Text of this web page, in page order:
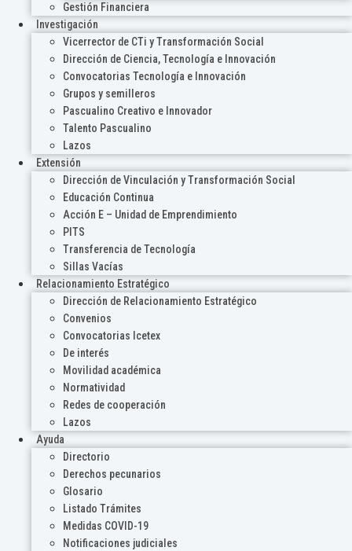
Gestión Financiera
Investigación
Vicerrector de CTi y Transformación Social
Dirección de Ciencia, Tecnología e Innovación
Convocatorias Tecnología e Innovación
Grupos y semilleros
Pascualino Creativo e Innovador
Talento Pascualino
Lazos
Extensión
Dirección de Vinculación y Transformación Social
Educación Continua
Acción E – Unidad de Emprendimiento
PITS
Transferencia de Tecnología
Sillas Vacías
Relacionamiento Estratégico
Dirección de Relacionamiento Estratégico
Convenios
Convocatorias Icetex
De interés
Movilidad académica
Normatividad
Redes de cooperación
Lazos
Ayuda
Directorio
Derechos pecunarios
Glosario
Listado Trámites
Medidas COVID-19
Notificaciones judiciales